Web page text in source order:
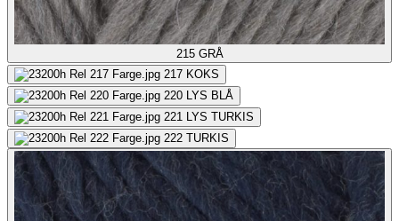
215 GRÅ
217 KOKS
220 LYS BLÅ
221 LYS TURKIS
222 TURKIS